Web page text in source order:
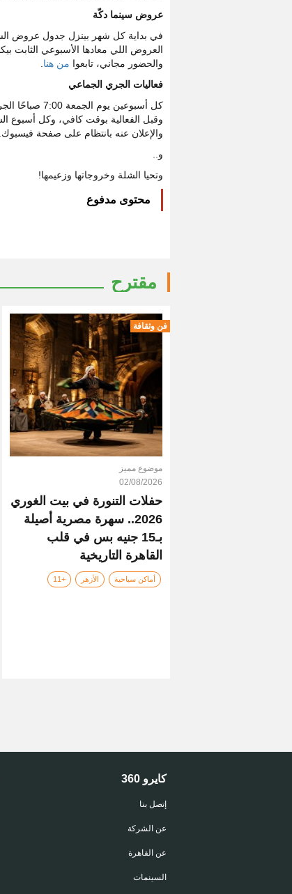
عروض سينما دكّة
في بداية كل شهر بينزل جدول عروض
العروض اللي معادها الأسبوعي الثابت
والحضور مجاني، تابعوا من هنا
فعاليات الجري الجماعي
كل أسبوعين
والإعلان عنه بانتظام على صفحة فيسبوك..
و..
وتحيا الشلة وخروجاتها وزعيمها!
محتوى مدفوع
مقترح
فن وثقافة
موضوع مميز
02/08/2026
حفلات التنورة في بيت الغوري
2026.. سهرة مصرية أصيلة
بـ15 جنيه بس في قلب
القاهرة التاريخية
أماكن سياحية الأزهر +11
كايرو 360
إتصل بنا
عن الشركة
عن القاهرة
السينمات